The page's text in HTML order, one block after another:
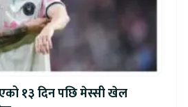
१३ दिन पछि मेस्सी खेल